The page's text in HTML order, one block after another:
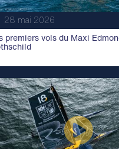
28 mai 2026
premiers vols du Maxi